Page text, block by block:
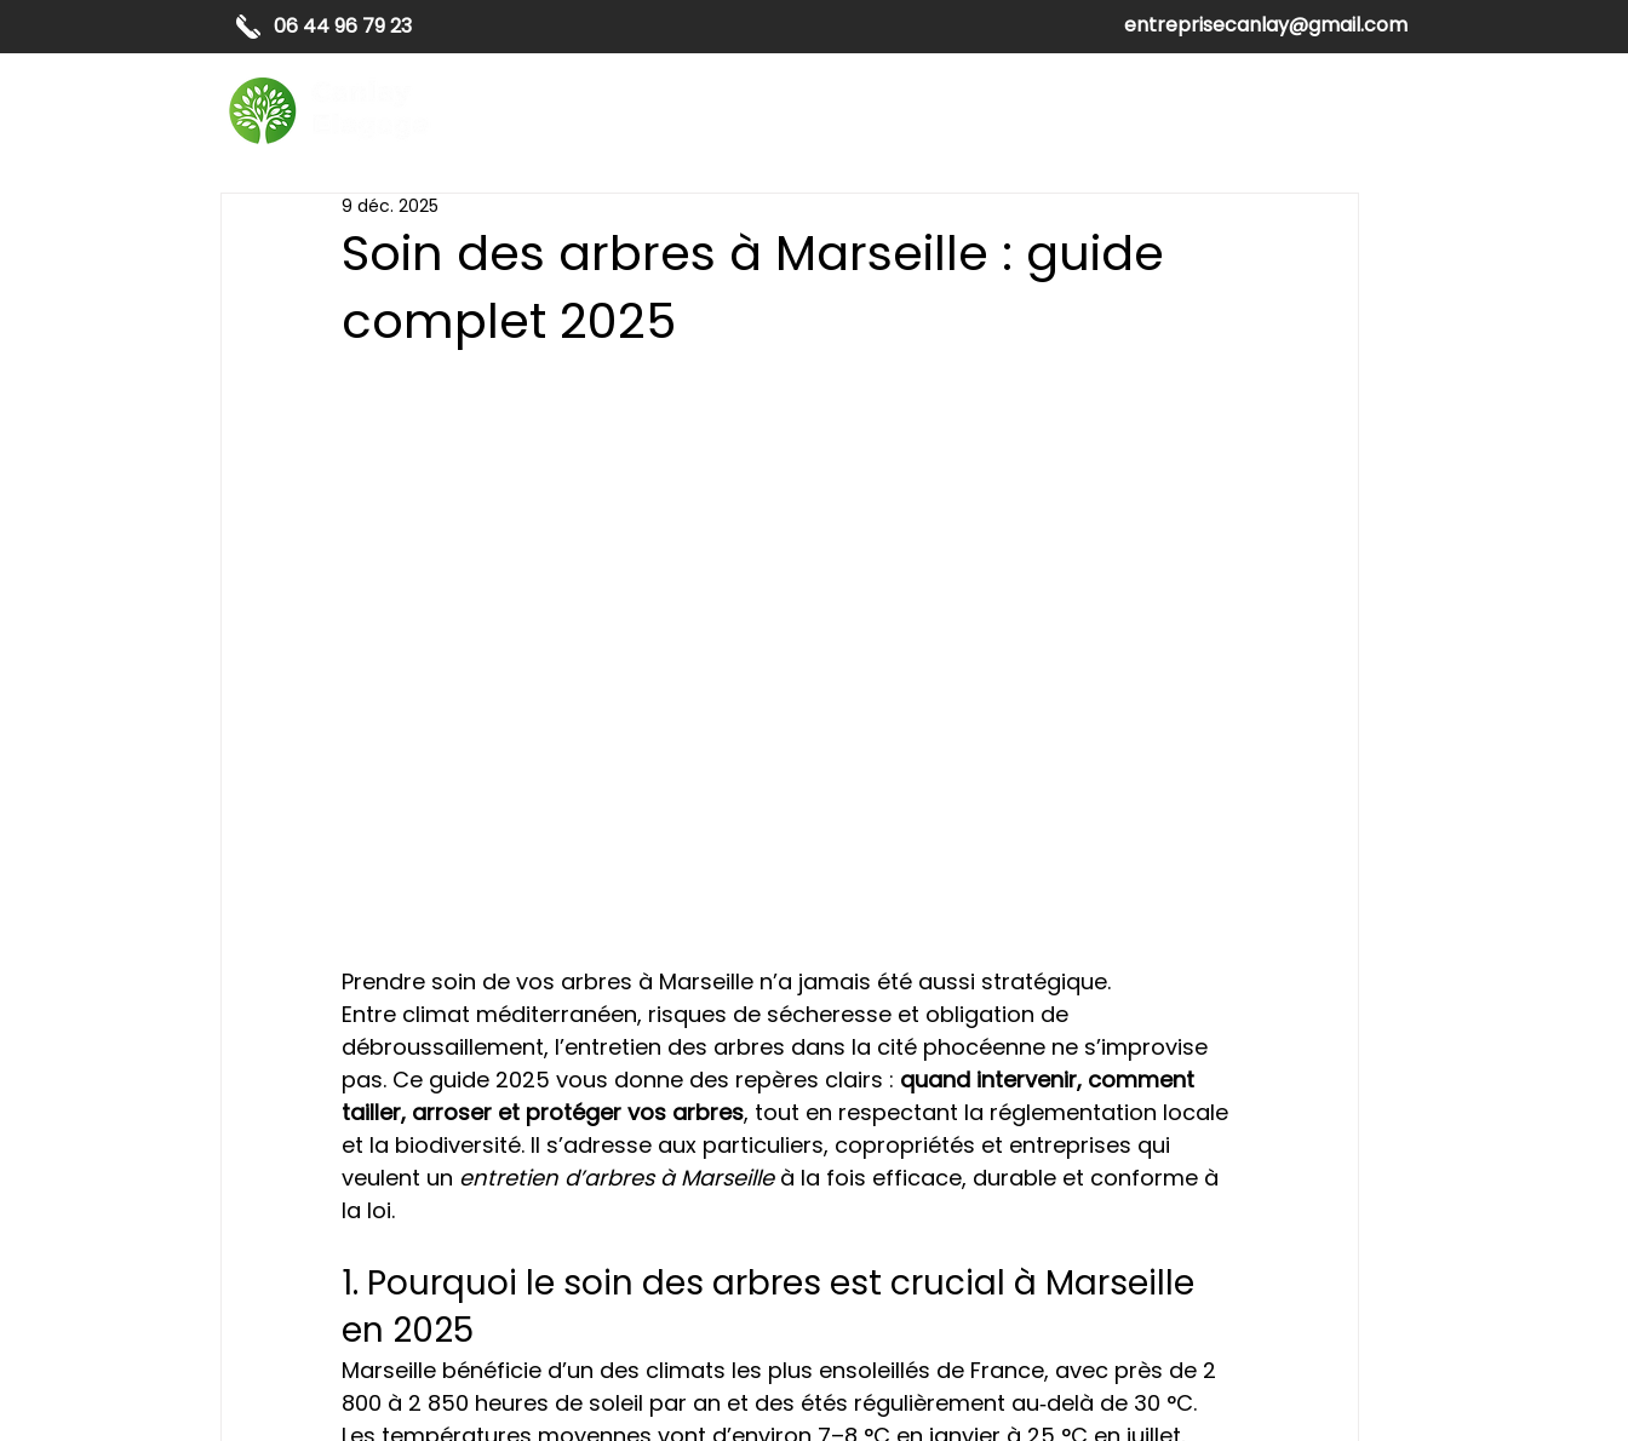
06 44 96 79 23 entreprisecanlay@gmail.com
Soin des arbres à Marseille : guide
complet 2025
9 déc. 2025
Prendre soin de vos arbres à Marseille n’a jamais été aussi stratégique.
Entre climat méditerranéen, risques de sécheresse et obligation de
débroussaillement, l’entretien des arbres dans la cité phocéenne ne s’improvise
pas. Ce guide 2025 vous donne des repères clairs : quand intervenir, comment
tailler, arroser et protéger vos arbres, tout en respectant la réglementation locale
et la biodiversité. Il s’adresse aux particuliers, copropriétés et entreprises qui
veulent un entretien d’arbres à Marseille à la fois efficace, durable et conforme à
la loi.
1. Pourquoi le soin des arbres est crucial à Marseille
en 2025
Marseille bénéficie d’un des climats les plus ensoleillés de France, avec près de 2
800 à 2 850 heures de soleil par an et des étés régulièrement au‑delà de 30 °C.
Les températures moyennes vont d’environ 7–8 °C en janvier à 25 °C en juillet,